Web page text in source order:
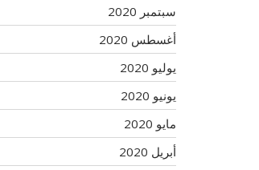
سبتمبر 2020
أغسطس 2020
يوليو 2020
يونيو 2020
مايو 2020
أبريل 2020